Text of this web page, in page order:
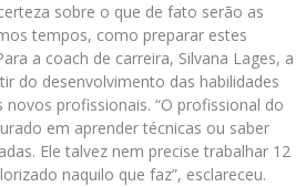
sobre o que de fato serão as
tempos, como preparar estes
a coach de carreira, Silvana Lages, a
do desenvolvimento das habilidades
profissionais. “O profissional do
em aprender técnicas ou saber
Ele talvez nem precise trabalhar 12
naquilo que faz”, esclareceu.